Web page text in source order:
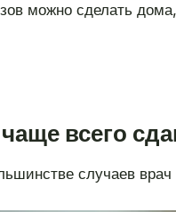
можно сделать
всего
случаев